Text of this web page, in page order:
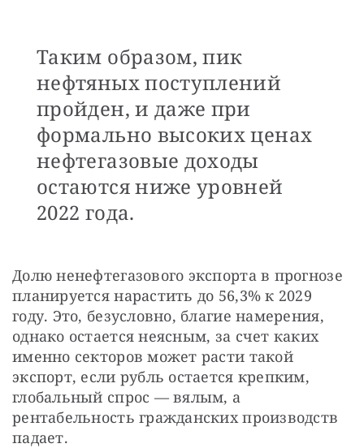
Таким образом, пик
нефтяных поступлений
пройден, и даже при
формально высоких ценах
нефтегазовые доходы
остаются ниже уровней
2022 года.
Долю ненефтегазового экспорта в прогнозе
планируется нарастить до 56,3% к 2029
году. Это, безусловно, благие намерения,
однако остается неясным, за счет каких
именно секторов может расти такой
экспорт, если рубль остается крепким,
глобальный спрос — вялым, а
рентабельность гражданских производств
падает.